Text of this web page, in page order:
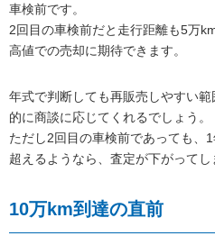
車検前です。
2回目の車検前だと走行距離も5万
高値での売却に期待できます。
年式で判断しても再販売しやすい
的に商談に応じてくれるでしょう。
ただし2回目の車検前であっても、
超えるようなら、査定が下がってし
10万km到達の直前